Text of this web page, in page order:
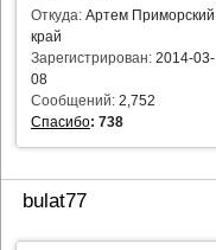
Откуда: Артем Приморский
край
Зарегистрирован: 2014-03-
08
Сообщений: 2,752
Спасибо: 738
bulat77